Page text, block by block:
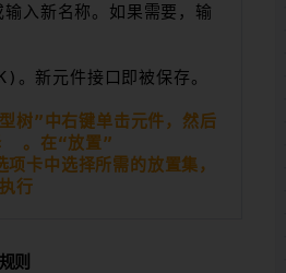
入新名称。如果需要，输
新元件接口即被保存。
树”中右键单击元件，然后
。在“放置”
中选择所需的放置集，
行
则